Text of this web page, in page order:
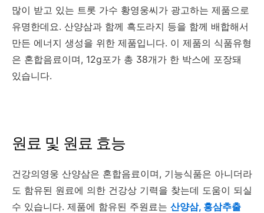
많이 받고 있는 트롯 가수 황영웅씨가 광고하는 제품으로
유명한데요. 산양삼과 함께 흑도라지 등을 함께 배합해서
만든 에너지 생성을 위한 제품입니다. 이 제품의 식품유형
은 혼합음료이며, 12g포가 총 38개가 한 박스에 포장돼
있습니다.
원료 및 원료 효능
건강의영웅 산양삼은 혼합음료이며, 기능식품은 아니더라
도 함유된 원료에 의한 건강상 기력을 찾는데 도움이 되실
수 있습니다. 제품에 함유된 주원료는 산양삼, 홍삼추출